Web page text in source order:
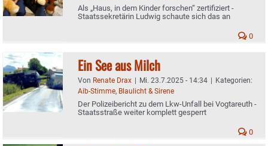
Als „Haus, in dem Kinder forschen“ zertifiziert -
Staatssekretärin Ludwig schaute sich das an
0
Ein See aus Milch
Von Renate Drax | Mi. 23.7.2025 - 14:34 | Kategorien:
Aib-Stimme, Blaulicht & Sirene
Der Polizeibericht zu dem Lkw-Unfall bei Vogtareuth -
Staatsstraße weiter komplett gesperrt
0